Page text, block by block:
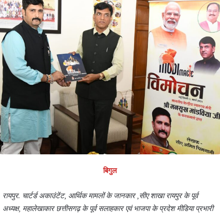
बिगुल
रायपुर. चार्टर्ड अकाउंटेंट, आर्थिक मामलों के जानकार ,सीए शाखा रायपुर के पूर्व
अध्यक्ष, महालेखाकार छत्तीसगढ़ के पूर्व सलाहकार एवं भाजपा के प्रदेश मीडिया प्रभारी